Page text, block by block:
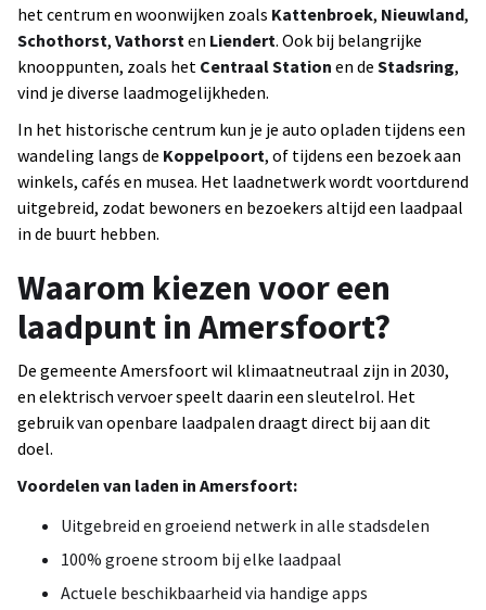
het centrum en woonwijken zoals Kattenbroek, Nieuwland,
Schothorst, Vathorst en Liendert. Ook bij belangrijke
knooppunten, zoals het Centraal Station en de Stadsring,
vind je diverse laadmogelijkheden.
In het historische centrum kun je je auto opladen tijdens een
wandeling langs de Koppelpoort, of tijdens een bezoek aan
winkels, cafés en musea. Het laadnetwerk wordt voortdurend
uitgebreid, zodat bewoners en bezoekers altijd een laadpaal
in de buurt hebben.
Waarom kiezen voor een
laadpunt in Amersfoort?
De gemeente Amersfoort wil klimaatneutraal zijn in 2030,
en elektrisch vervoer speelt daarin een sleutelrol. Het
gebruik van openbare laadpalen draagt direct bij aan dit
doel.
Voordelen van laden in Amersfoort:
Uitgebreid en groeiend netwerk in alle stadsdelen
100% groene stroom bij elke laadpaal
Actuele beschikbaarheid via handige apps